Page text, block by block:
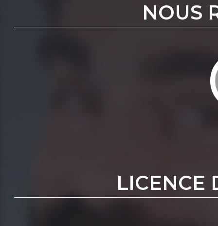
NOUS
LICENCE